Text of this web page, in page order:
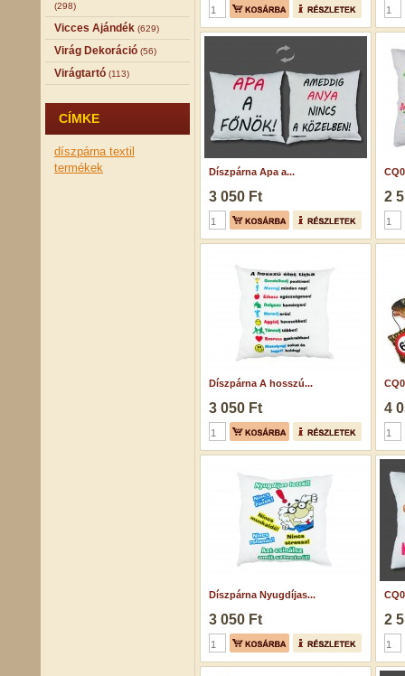
(298)
Vicces Ajándék (629)
Virág Dekoráció (56)
Virágtartó (113)
CÍMKE
díszpárna textil
termékek
Díszpárna Apa a...
3 050 Ft 2
Díszpárna A hosszú...
3 050 Ft 4
Díszpárna Nyugdíjas...
3 050 Ft 2